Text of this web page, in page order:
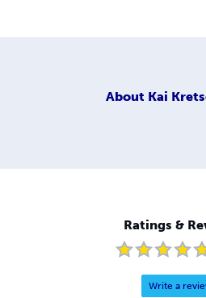
About Kai
Ratings &
Write a